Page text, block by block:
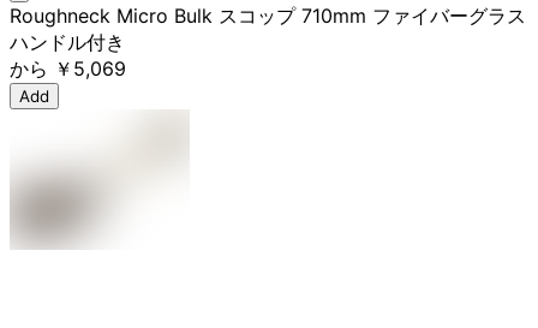
Roughneck Micro Bulk スコップ 710mm ファイバーグラス
ハンドル付き
から ￥5,069
Add